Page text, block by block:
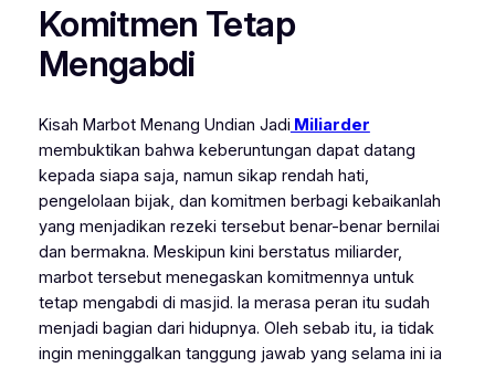
Komitmen Tetap
Mengabdi
Kisah Marbot Menang Undian Jadi Miliarder
membuktikan bahwa keberuntungan dapat datang
kepada siapa saja, namun sikap rendah hati,
pengelolaan bijak, dan komitmen berbagi kebaikanlah
yang menjadikan rezeki tersebut benar-benar bernilai
dan bermakna. Meskipun kini berstatus miliarder,
marbot tersebut menegaskan komitmennya untuk
tetap mengabdi di masjid. Ia merasa peran itu sudah
menjadi bagian dari hidupnya. Oleh sebab itu, ia tidak
ingin meninggalkan tanggung jawab yang selama ini ia